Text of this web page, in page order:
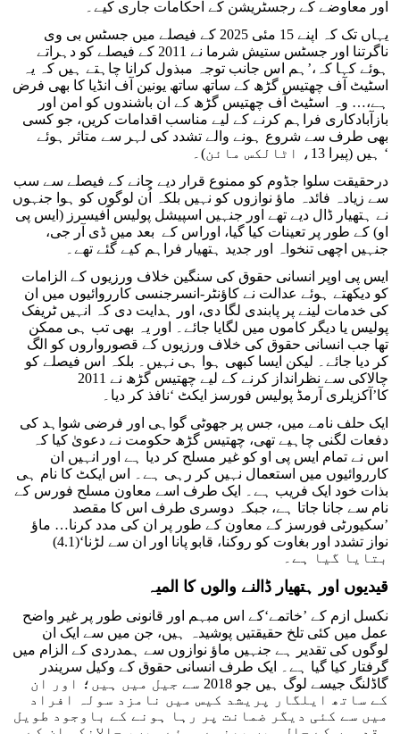
اور معاوضے کے رجسٹریشن کے احکامات جاری کیے۔
یہاں تک کہ اپنے 15 مئی 2025 کے فیصلے میں جسٹس بی وی
ناگرتنا اور جسٹس ستیش شرما نے 2011 کے فیصلے کو دہراتے
ہوئے کہا کہ،’ہم اس جانب توجہ مبذول کرانا چاہتے ہیں کہ یہ
اسٹیٹ آف چھتیس گڑھ کے ساتھ ساتھ یونین آف انڈیا کا بھی فرض
ہے،… وہ اسٹیٹ آف چھتیس گڑھ کے ان باشندوں کو امن اور
بازآبادکاری فراہم کرنے کے لیے مناسب اقدامات کریں، جو کسی
بھی طرف سے شروع ہونے والے تشدد کی لہر سے متاثر ہوئے
ہیں (پیرا 13، اٹالکس مائن)۔ ‘
درحقیقت سلوا جڈوم کو ممنوع قرار دیے جانے کے فیصلے سے سب
سے زیادہ فائدہ ماؤ نوازوں کو نہیں بلکہ اُن لوگوں کو ہوا جنہوں
نے ہتھیار ڈال دیے تھے اور جنہیں اسپیشل پولیس آفیسرز (ایس پی
او) کے طور پر تعینات کیا گیا، اوراس کے بعد میں ڈی آر جی،
جنہیں اچھی تنخواہ اور جدید ہتھیار فراہم کیے گئے تھے۔
ایس پی اوپر انسانی حقوق کی سنگین خلاف ورزیوں کے الزامات
کو دیکھتے ہوئے عدالت نے کاؤنٹر-انسرجنسی کارروائیوں میں ان
کی خدمات لینے پر پابندی لگا دی، اور ہدایت دی کہ انہیں ٹریفک
پولیس یا دیگر کاموں میں لگایا جائے۔ اور یہ بھی تب ہی ممکن
تھا جب انسانی حقوق کی خلاف ورزیوں کے قصورواروں کو الگ
کر دیا جائے۔ لیکن ایسا کبھی ہوا ہی نہیں۔ بلکہ اس فیصلے کو
چالاکی سے نظرانداز کرنے کے لیے چھتیس گڑھ نے 2011
کا’آکزیلری آرمڈ پولیس فورسز ایکٹ ‘نافذ کر دیا۔
ایک حلف نامے میں، جس پر جھوٹی گواہی اور فرضی شواہد کی
دفعات لگنی چاہیے تھی، چھتیس گڑھ حکومت نے دعویٰ کیا کہ
اس نے تمام ایس پی او کو غیر مسلح کر دیا ہے اور انہیں ان
کارروائیوں میں استعمال نہیں کر رہی ہے۔ اس ایکٹ کا نام ہی
بذات خود ایک فریب ہے۔ ایک طرف اسے معاون مسلح فورس کے
نام سے جانا جاتا ہے، جبکہ دوسری طرف اس کا مقصد
’سکیورٹی فورسز کے معاون کے طور پر ان کی مدد کرنا… ماؤ
نواز تشدد اور بغاوت کو روکنا، قابو پانا اور ان سے لڑنا‘(4.1)
بتایا گیا ہے۔
قیدیوں اور ہتھیار ڈالنے والوں کا المیہ
نکسل ازم کے ’خاتمے‘کے اس مبہم اور قانونی طور پر غیر واضح
عمل میں کئی تلخ حقیقتیں پوشیدہ ہیں، جن میں سے ایک ان
لوگوں کی تقدیر ہے جنہیں ماؤ نوازوں سے ہمدردی کے الزام میں
گرفتار کیا گیا ہے۔ ایک طرف انسانی حقوق کے وکیل سریندر
گاڈلنگ جیسے لوگ ہیں جو 2018 سے جیل میں ہیں؛ اور ان
کے ساتھ ایلگار پریشد کیس میں نامزد سولہ افراد
میں سے کئی دیگر ضمانت پر رہا ہونے کے باوجود طویل